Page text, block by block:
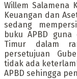
Willem Salamena
Keuangan dan
sedang
buku APBD
Timur dalam
persetujuan
tidak ada
APBD sehingga